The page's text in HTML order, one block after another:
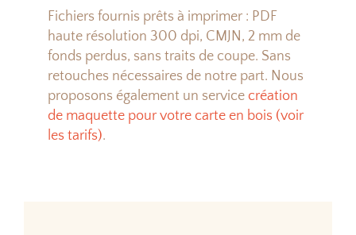
Fichiers fournis prêts à imprimer : PDF
haute résolution 300 dpi, CMJN, 2 mm de
fonds perdus, sans traits de coupe. Sans
retouches nécessaires de notre part. Nous
proposons également un service création
de maquette pour votre carte en bois (voir
les tarifs).